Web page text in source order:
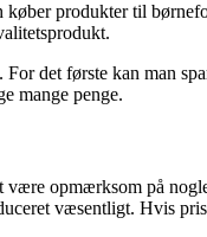
produkter til
det første kan man
mange penge.
opmærksom på
væsentligt. Hvis